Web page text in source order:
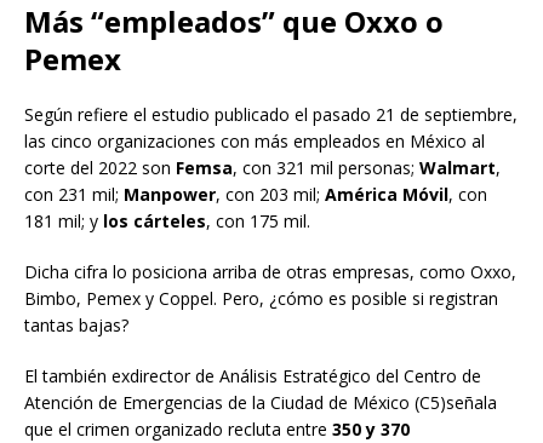
Más “empleados” que Oxxo o
Pemex
Según refiere el estudio publicado el pasado 21 de septiembre,
las cinco organizaciones con más empleados en México al
corte del 2022 son Femsa, con 321 mil personas; Walmart,
con 231 mil; Manpower, con 203 mil; América Móvil, con
181 mil; y los cárteles, con 175 mil.
Dicha cifra lo posiciona arriba de otras empresas, como Oxxo,
Bimbo, Pemex y Coppel. Pero, ¿cómo es posible si registran
tantas bajas?
El también exdirector de Análisis Estratégico del Centro de
Atención de Emergencias de la Ciudad de México (C5)señala
que el crimen organizado recluta entre 350 y 370